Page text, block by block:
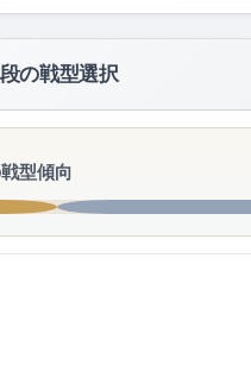
の戦型選択
型傾向